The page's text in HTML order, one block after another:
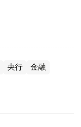
央行 金融